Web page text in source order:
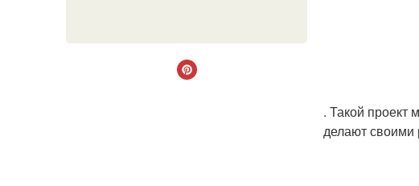
. Такой проект
делают своими